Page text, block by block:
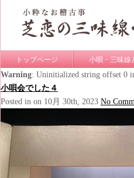
トップページ 小唄・三味線
Warning: Uninitialized string offset 0
小唄会でした４
Posted in on 10月 30th, 2023 No